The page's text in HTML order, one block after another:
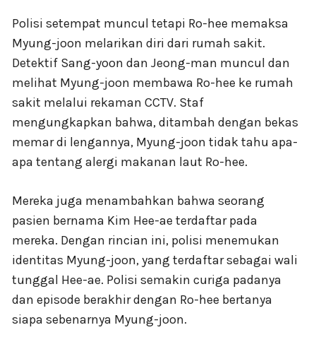
Polisi setempat muncul tetapi Ro-hee memaksa
Myung-joon melarikan diri dari rumah sakit.
Detektif Sang-yoon dan Jeong-man muncul dan
melihat Myung-joon membawa Ro-hee ke rumah
sakit melalui rekaman CCTV. Staf
mengungkapkan bahwa, ditambah dengan bekas
memar di lengannya, Myung-joon tidak tahu apa-
apa tentang alergi makanan laut Ro-hee.
Mereka juga menambahkan bahwa seorang
pasien bernama Kim Hee-ae terdaftar pada
mereka. Dengan rincian ini, polisi menemukan
identitas Myung-joon, yang terdaftar sebagai wali
tunggal Hee-ae. Polisi semakin curiga padanya
dan episode berakhir dengan Ro-hee bertanya
siapa sebenarnya Myung-joon.